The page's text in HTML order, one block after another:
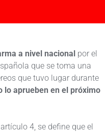
a nivel nacional por el
que se toma una
que tuvo lugar durante
lo aprueben en el próximo
4, se define que el